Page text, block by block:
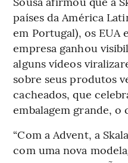
países da América
em Portugal), os EUA
empresa ganhou
alguns vídeos
sobre seus produtos
cacheados, que
embalagem grande, o
“Com a Advent, a
com uma nova